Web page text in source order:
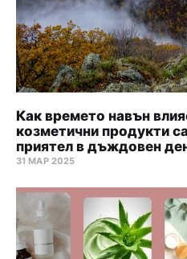
Как времето навън
козметични продукти
приятел в дъждовен
31 МАР 2025